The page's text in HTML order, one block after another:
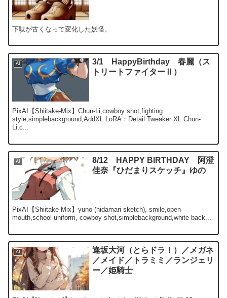
下駄が古くなって変化した妖怪。
AI
3/1 HappyBirthday 春麗（ス
トリートファイターⅡ）
PixAI【Shiitake-Mix】Chun-Li,cowboy shot,fighting
style,simplebackground,AddXL LoRA：Detail Tweaker XL Chun-
Li,c...
AI
8/12 HAPPY BIRTHDAY 阿澄
佳奈『ひだまりスケッチ』ゆの
PixAI【Shiitake-Mix】yuno (hidamari sketch), smile,open
mouth,school uniform, cowboy shot,simplebackground,white back...
AI
逢坂大河（とらドラ！）／メガネ
／メイド／トラミミ／ランジェリ
ー／姫騎士